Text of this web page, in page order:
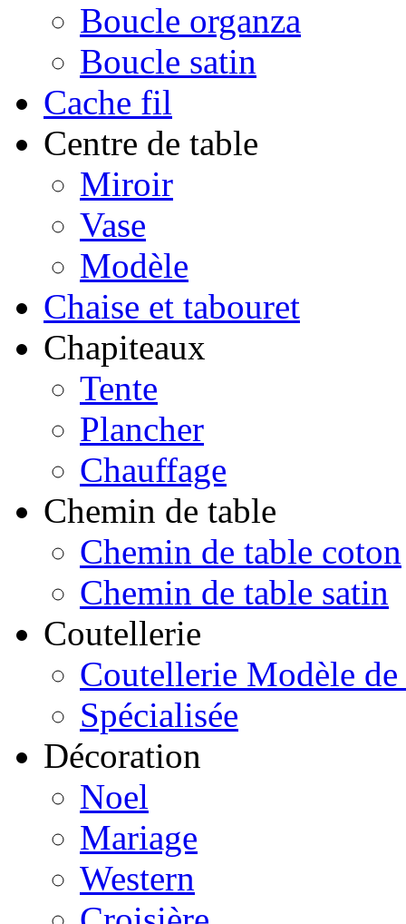
Boucle organza
Boucle satin
Cache fil
Centre de table
Miroir
Vase
Modèle
Chaise et tabouret
Chapiteaux
Tente
Plancher
Chauffage
Chemin de table
Chemin de table coton
Chemin de table satin
Coutellerie
Coutellerie Modèle de
Spécialisée
Décoration
Noel
Mariage
Western